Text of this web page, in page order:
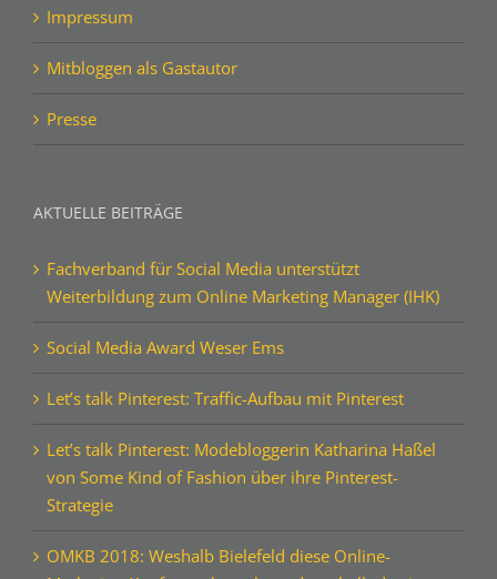
Impressum
Mitbloggen als Gastautor
Presse
AKTUELLE BEITRÄGE
Fachverband für Social Media unterstützt
Weiterbildung zum Online Marketing Manager (IHK)
Social Media Award Weser Ems
Let’s talk Pinterest: Traffic-Aufbau mit Pinterest
Let’s talk Pinterest: Modebloggerin Katharina Haßel
von Some Kind of Fashion über ihre Pinterest-
Strategie
OMKB 2018: Weshalb Bielefeld diese Online-